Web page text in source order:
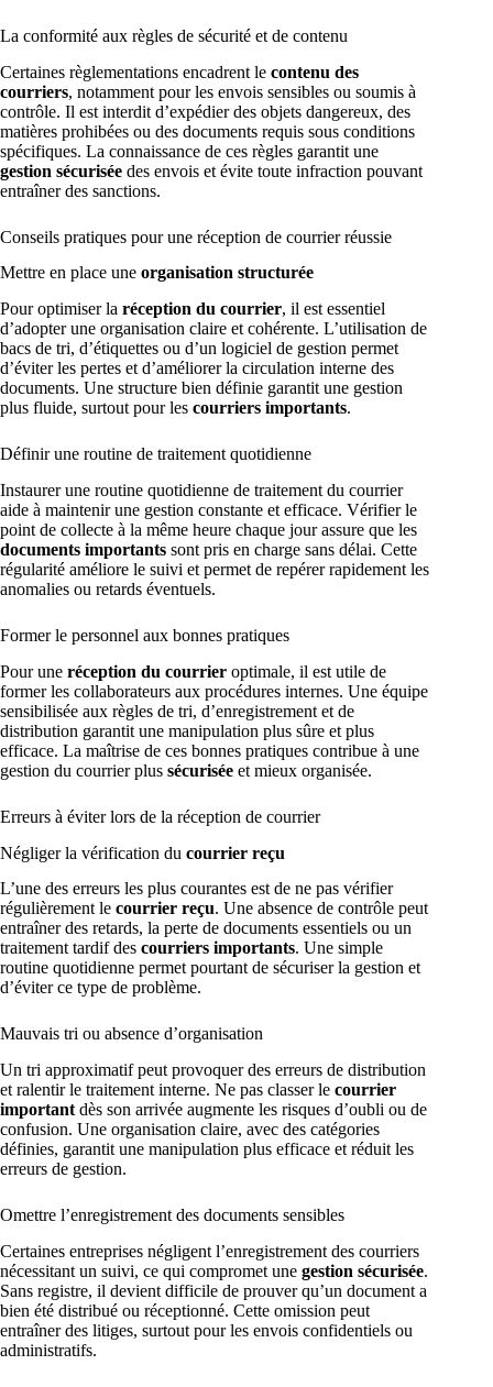
La conformité aux règles de sécurité et de contenu
Certaines règlementations encadrent le contenu des
courriers, notamment pour les envois sensibles ou soumis à
contrôle. Il est interdit d’expédier des objets dangereux, des
matières prohibées ou des documents requis sous conditions
spécifiques. La connaissance de ces règles garantit une
gestion sécurisée des envois et évite toute infraction pouvant
entraîner des sanctions.
Conseils pratiques pour une réception de courrier réussie
Mettre en place une organisation structurée
Pour optimiser la réception du courrier, il est essentiel
d’adopter une organisation claire et cohérente. L’utilisation de
bacs de tri, d’étiquettes ou d’un logiciel de gestion permet
d’éviter les pertes et d’améliorer la circulation interne des
documents. Une structure bien définie garantit une gestion
plus fluide, surtout pour les courriers importants.
Définir une routine de traitement quotidienne
Instaurer une routine quotidienne de traitement du courrier
aide à maintenir une gestion constante et efficace. Vérifier le
point de collecte à la même heure chaque jour assure que les
documents importants sont pris en charge sans délai. Cette
régularité améliore le suivi et permet de repérer rapidement les
anomalies ou retards éventuels.
Former le personnel aux bonnes pratiques
Pour une réception du courrier optimale, il est utile de
former les collaborateurs aux procédures internes. Une équipe
sensibilisée aux règles de tri, d’enregistrement et de
distribution garantit une manipulation plus sûre et plus
efficace. La maîtrise de ces bonnes pratiques contribue à une
gestion du courrier plus sécurisée et mieux organisée.
Erreurs à éviter lors de la réception de courrier
Négliger la vérification du courrier reçu
L’une des erreurs les plus courantes est de ne pas vérifier
régulièrement le courrier reçu. Une absence de contrôle peut
entraîner des retards, la perte de documents essentiels ou un
traitement tardif des courriers importants. Une simple
routine quotidienne permet pourtant de sécuriser la gestion et
d’éviter ce type de problème.
Mauvais tri ou absence d’organisation
Un tri approximatif peut provoquer des erreurs de distribution
et ralentir le traitement interne. Ne pas classer le courrier
important dès son arrivée augmente les risques d’oubli ou de
confusion. Une organisation claire, avec des catégories
définies, garantit une manipulation plus efficace et réduit les
erreurs de gestion.
Omettre l’enregistrement des documents sensibles
Certaines entreprises négligent l’enregistrement des courriers
nécessitant un suivi, ce qui compromet une gestion sécurisée.
Sans registre, il devient difficile de prouver qu’un document a
bien été distribué ou réceptionné. Cette omission peut
entraîner des litiges, surtout pour les envois confidentiels ou
administratifs.